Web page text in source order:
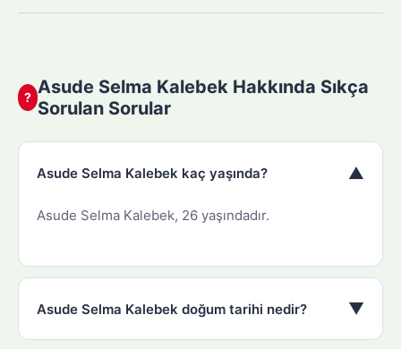
? Asude Selma Kalebek Hakkında Sıkça
Sorulan Sorular
Asude Selma Kalebek kaç yaşında? ▼
Asude Selma Kalebek, 26 yaşındadır.
Asude Selma Kalebek doğum tarihi nedir? ▼